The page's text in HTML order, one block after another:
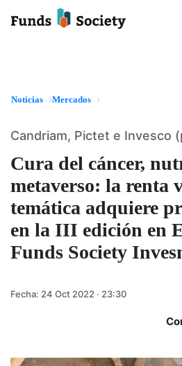
Noticias Mercados
Cura del cáncer,
metaverso: la renta
temática adquiere
en la III edición en
Funds Society
Candriam, Pictet e Invesco
Fecha: 24 Oct 2022 · 23:30